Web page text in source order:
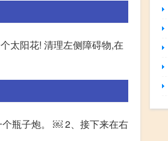
太阳花! 清理左侧障碍物,在
个瓶子炮。 ￼ 2、接下来在右